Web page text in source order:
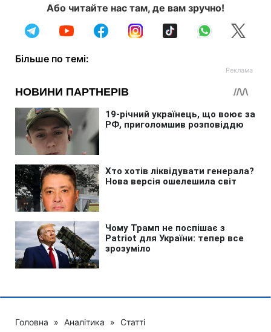
Або читайте нас там, де вам зручно!
Більше по темі:
Головна » Аналітика » Статті